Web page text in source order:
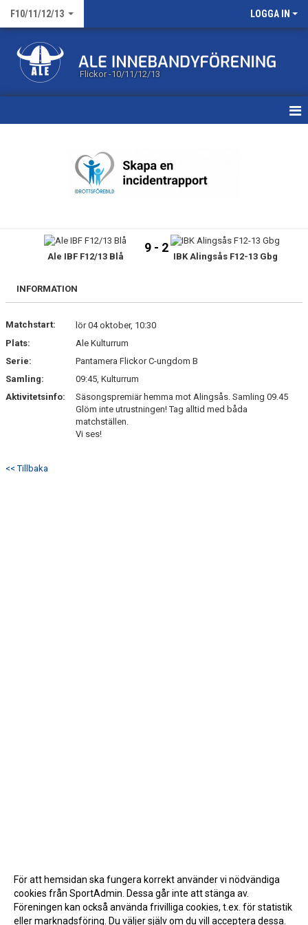
F10/11/12/13 LOGGA IN
Flickor -10/11/12/13
BILDGALLERI
DOKUMENT
Ale IBF F12/13 Blå
9 - 2
IBK Alingsås F12-13 Gbg
INFORMATION
Matchstart:
lör 04 oktober, 10:30
Plats:
Ale Kulturrum
Serie:
Pantamera Flickor C-ungdom B
Samling:
09:45, Kulturrum
Aktivitetsinfo:
Säsongspremiär hemma mot Alingsås. Samling 09.45
Glöm inte utrustningen! Tag alltid med båda
matchställen.
Vi ses!
<< Tillbaka
För att hemsidan ska fungera korrekt använder vi nödvändiga
cookies från SportAdmin. Dessa går inte att stänga av.
Föreningen kan också använda frivilliga cookies, t.ex. för statistik
eller marknadsföring. Du väljer själv om du vill acceptera dessa.